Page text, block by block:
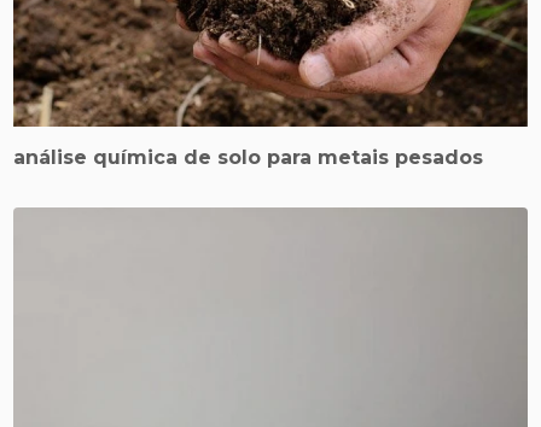
análise química de solo para metais pesados